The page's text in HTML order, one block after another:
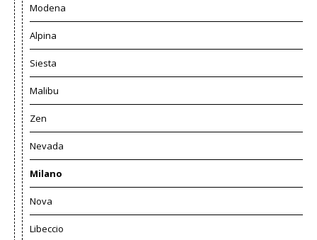
Modena
Alpina
Siesta
Malibu
Zen
Nevada
Milano
Nova
Libeccio